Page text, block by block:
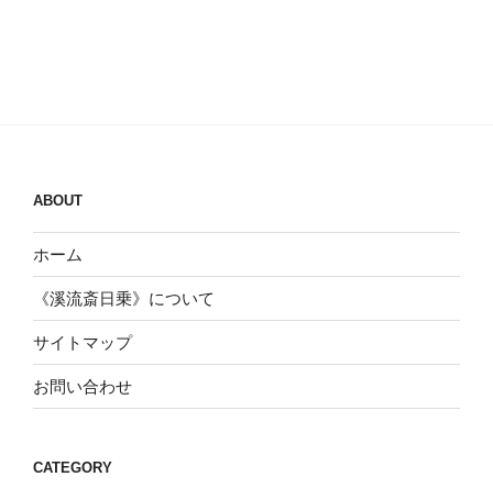
ABOUT
ホーム
《溪流斎日乗》について
サイトマップ
お問い合わせ
CATEGORY